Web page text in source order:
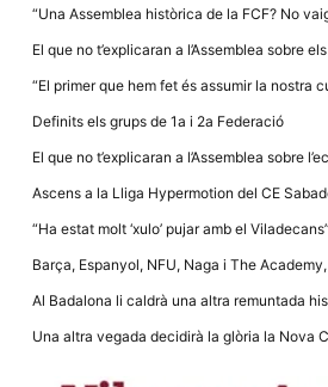
“Una Assemblea històrica de la FCF? No
El que no t’explicaran a l’Assemblea sobre
“El primer que hem fet és assumir la nostra
Definits els grups de 1a i 2a Federació
El que no t’explicaran a l’Assemblea sobre
Ascens a la Lliga Hypermotion del CE
“Ha estat molt ‘xulo’ pujar amb el Viladecans”
Barça, Espanyol, NFU, Naga i The
Al Badalona li caldrà una altra remuntada
Una altra vegada decidirà la glòria la Nova
són
són